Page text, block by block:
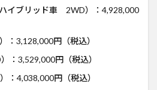
ハイブリッド車 2WD）：4,928,000
3,128,000円（税込）
：3,529,000円（税込）
4,038,000円（税込）